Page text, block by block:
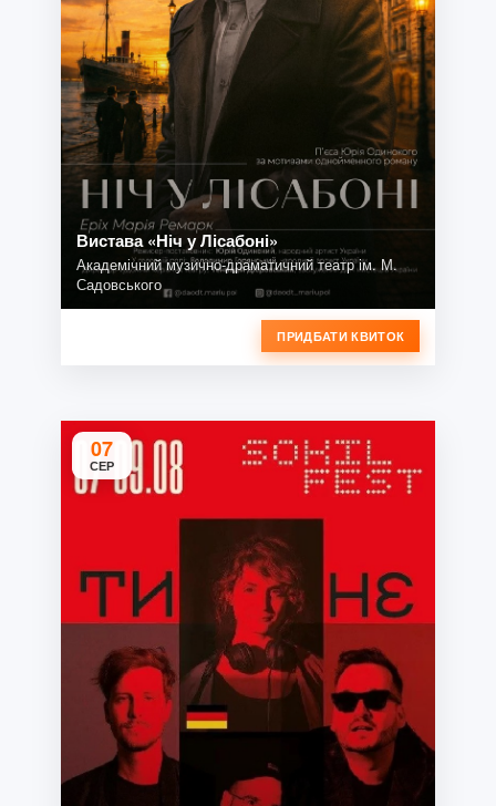
Вистава «Ніч у Лісабоні»
Академічний музично-драматичний театр ім. М.
Садовського
ПРИДБАТИ КВИТОК
07
СЕР